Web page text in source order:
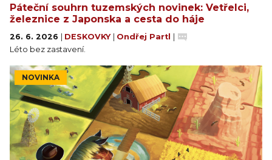
Páteční souhrn tuzemských novinek: Vetřelci,
železnice z Japonska a cesta do háje
26. 6. 2026 DESKOVKY Ondřej Partl
Léto bez zastavení.
NOVINKA